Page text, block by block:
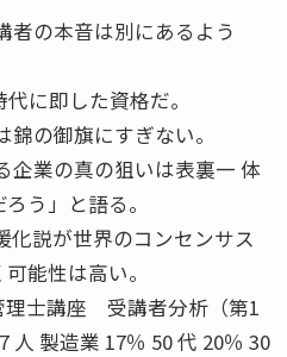
者の本音は別にあるよう
に即した資格だ。
の御旗にすぎない。
企業の真の狙いは表裏一 体
う」と語る。
化説が世界のコンセンサス
能性は高い。
理士講座 受講者分析（第1
製造業 17％ 50 代 20％ 30